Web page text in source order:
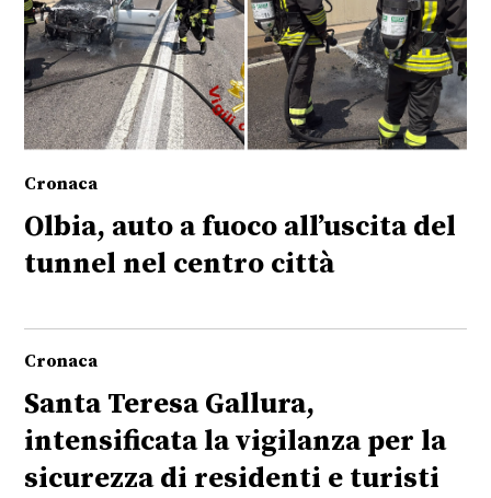
Cronaca
Olbia, auto a fuoco all’uscita del
tunnel nel centro città
Cronaca
Santa Teresa Gallura,
intensificata la vigilanza per la
sicurezza di residenti e turisti